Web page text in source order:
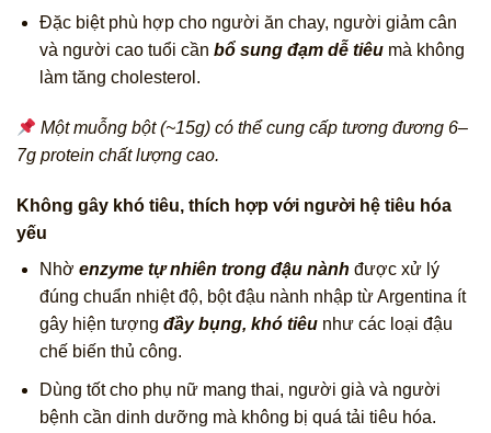
Đặc biệt phù hợp cho người ăn chay, người giảm cân
và người cao tuổi cần bổ sung đạm dễ tiêumà không
làm tăng cholesterol.
Một muỗng bột (~15g) có thể cung cấp tương đương 6–
7g protein chất lượng cao.
Không gây khó tiêu, thích hợp với người hệ tiêu hóa
yếu
Nhờ enzyme tự nhiên trong đậu nành được xử lý
đúng chuẩn nhiệt độ, bột đậu nành nhập từ Argentina ít
gây hiện tượng đầy bụng, khó tiêunhư các loại đậu
chế biến thủ công.
Dùng tốt cho phụ nữ mang thai, người già và người
bệnh cần dinh dưỡng mà không bị quá tải tiêu hóa.